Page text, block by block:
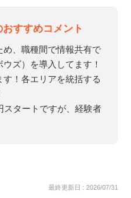
すすめコメント
、職種間で情報共有で
ズ）を導入してます！
！各エリアを統括する
タートですが、経験者
最終更新日 : 2026/07/31